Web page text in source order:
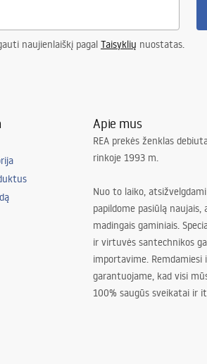
naujienlaiškį pagal Taisyklių nuostatas.
Apie mus
REA prekės ženklas
rinkoje 1993 m.
Nuo to laiko,
papildome pasiūlą
madingais gaminiais.
ir virtuvės santechnikos
importavime.
garantuojame, kad visi
100% saugūs sveikatai ir